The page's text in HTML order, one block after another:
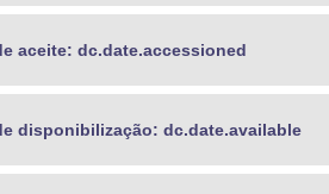
aceite: dc.date.accessioned
disponibilização: dc.date.available